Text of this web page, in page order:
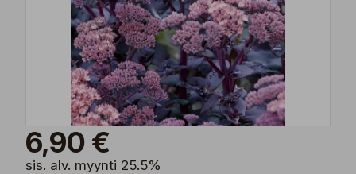
6,90 €
sis. alv. myynti 25.5%